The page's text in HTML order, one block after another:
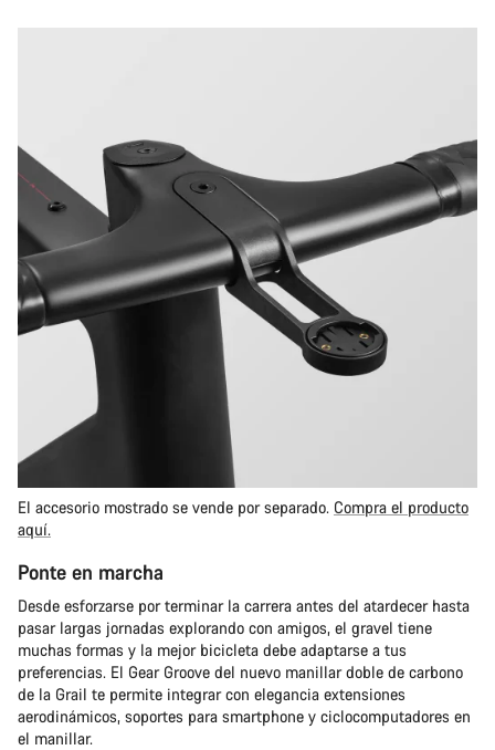
El accesorio mostrado se vende por separado. Compra el producto
aquí.
Ponte en marcha
Desde esforzarse por terminar la carrera antes del atardecer hasta
pasar largas jornadas explorando con amigos, el gravel tiene
muchas formas y la mejor bicicleta debe adaptarse a tus
preferencias. El Gear Groove del nuevo manillar doble de carbono
de la Grail te permite integrar con elegancia extensiones
aerodinámicos, soportes para smartphone y ciclocomputadores en
el manillar.